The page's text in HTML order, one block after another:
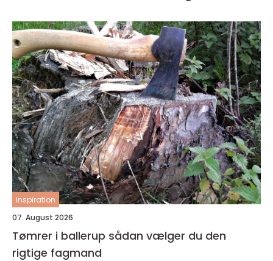
inspiration
07. August 2026
Tømrer i ballerup sådan vælger du den
rigtige fagmand